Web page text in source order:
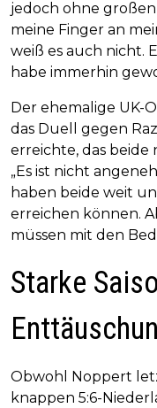
jedoch ohne
meine Finger an
weiß es auch nicht.
habe immerhin
Der ehemalige UK-
das Duell gegen
erreichte, das
„Es ist nicht
haben beide weit
erreichen können.
müssen mit den
Starke
Obwohl Noppert
knappen 5:6-